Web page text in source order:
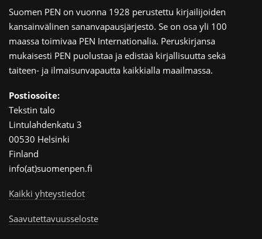
Suomen PEN on vuonna 1928 perustettu kirjailijoiden
kansainvälinen sananvapausjärjestö. Se on osa yli 100
maassa toimivaa PEN Internationalia. Peruskirjansa
mukaisesti PEN puolustaa ja edistää kirjallisuutta sekä
taiteen- ja ilmaisunvapautta kaikkialla maailmassa.
Postiosoite:
Tekstin talo
Lintulahdenkatu 3
00530 Helsinki
Finland
info(at)suomenpen.fi
Kaikki yhteystiedot
Saavutettavuusseloste